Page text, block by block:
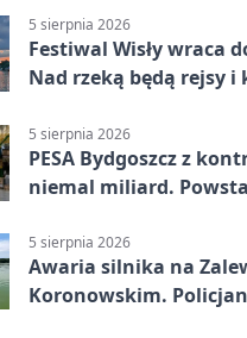
5 sierpnia 2026
Festiwal Wisły wraca
Nad rzeką będą rejsy i
5 sierpnia 2026
PESA Bydgoszcz z
niemal miliard.
5 sierpnia 2026
Awaria silnika na
Koronowskim.